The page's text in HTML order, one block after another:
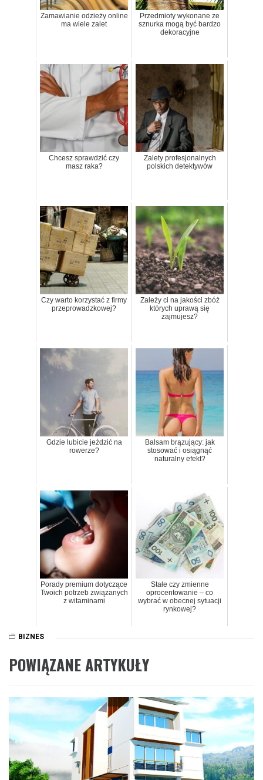
Zamawianie odzieży online
ma wiele zalet
Przedmioty wykonane ze
sznurka mogą być bardzo
dekoracyjne
Chcesz sprawdzić czy
masz raka?
Zalety profesjonalnych
polskich detektywów
Czy warto korzystać z firmy
przeprowadzkowej?
Zależy ci na jakości zbóż
których uprawą się
zajmujesz?
Gdzie lubicie jeździć na
rowerze?
Balsam brązujący: jak
stosować i osiągnąć
naturalny efekt?
Porady premium dotyczące
Twoich potrzeb związanych
z witaminami
Stałe czy zmienne
oprocentowanie – co
wybrać w obecnej sytuacji
rynkowej?
BIZNES
POWIĄZANE ARTYKUŁY